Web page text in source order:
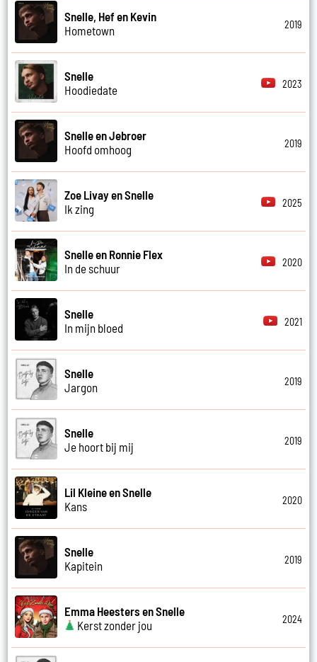
Snelle, Hef en Kevin
Hometown
2019
Snelle
Hoodiedate
2023
Snelle en Jebroer
Hoofd omhoog
2019
Zoe Livay en Snelle
Ik zing
2025
Snelle en Ronnie Flex
In de schuur
2020
Snelle
In mijn bloed
2021
Snelle
Jargon
2019
Snelle
Je hoort bij mij
2019
Lil Kleine en Snelle
Kans
2020
Snelle
Kapitein
2019
Emma Heesters en Snelle
Kerst zonder jou
2024